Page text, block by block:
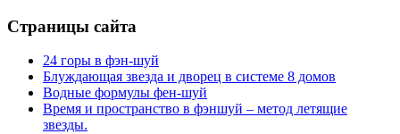
Страницы сайта
24 горы в фэн-шуй
Блуждающая звезда и дворец в системе 8 домов
Водные формулы фен-шуй
Время и пространство в фэншуй – метод летящие
звезды.